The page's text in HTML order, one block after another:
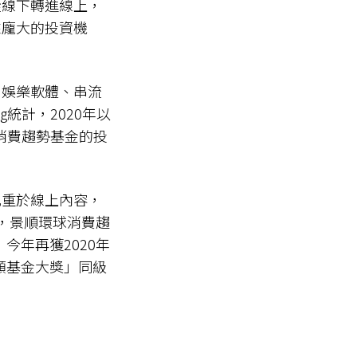
下轉進線上，
大的投資機
樂軟體、串流
計，2020年以
費趨勢基金的投
於線上內容，
景順環球消費趨
年再獲2020年
金大獎」同級